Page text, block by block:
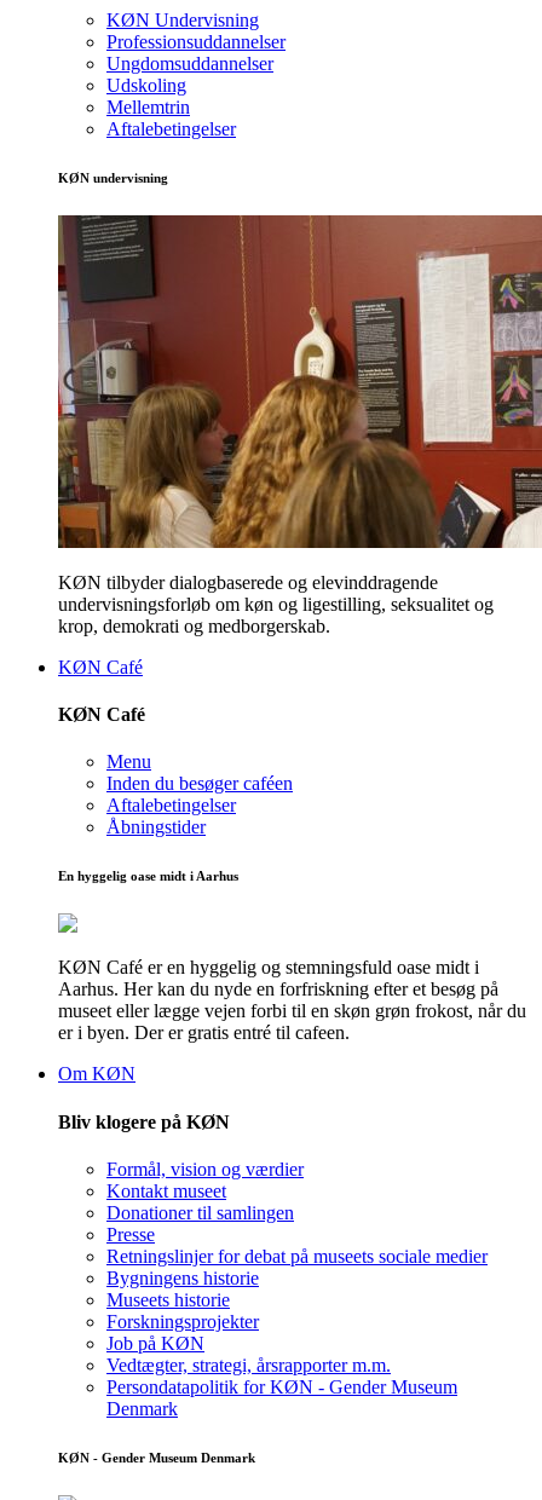
KØN Undervisning
Professionsuddannelser
Ungdomsuddannelser
Udskoling
Mellemtrin
Aftalebetingelser
KØN undervisning
KØN tilbyder dialogbaserede og elevinddragende
undervisningsforløb om køn og ligestilling, seksualitet og
krop, demokrati og medborgerskab.
KØN Café
KØN Café
Menu
Inden du besøger caféen
Aftalebetingelser
Åbningstider
En hyggelig oase midt i Aarhus
KØN Café er en hyggelig og stemningsfuld oase midt i
Aarhus. Her kan du nyde en forfriskning efter et besøg på
museet eller lægge vejen forbi til en skøn grøn frokost, når du
er i byen. Der er gratis entré til cafeen.
Om KØN
Bliv klogere på KØN
Formål, vision og værdier
Kontakt museet
Donationer til samlingen
Presse
Retningslinjer for debat på museets sociale medier
Bygningens historie
Museets historie
Forskningsprojekter
Job på KØN
Vedtægter, strategi, årsrapporter m.m.
Persondatapolitik for KØN - Gender Museum
Denmark
KØN - Gender Museum Denmark